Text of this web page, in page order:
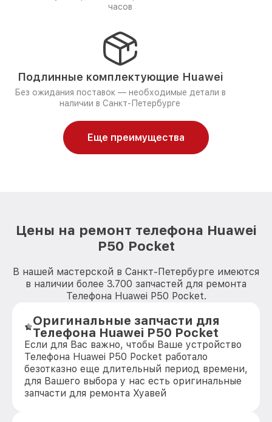
часов
Подлинные комплектующие Huawei
Без ожидания поставок — необходимые детали в
наличии в Санкт-Петербурге
Еще преимущества
Цены на ремонт телефона Huawei
P50 Pocket
В нашей мастерской в Санкт-Петербурге имеются
в наличии более 3.700 запчастей для ремонта
Телефона Huawei P50 Pocket.
Оригинальные запчасти для
Телефона Huawei P50 Pocket
Если для Вас важно, чтобы Ваше устройство
Телефона Huawei P50 Pocket работало
безотказно еще длительный период времени,
для Вашего выбора у нас есть оригинальные
запчасти для ремонта Хуавей